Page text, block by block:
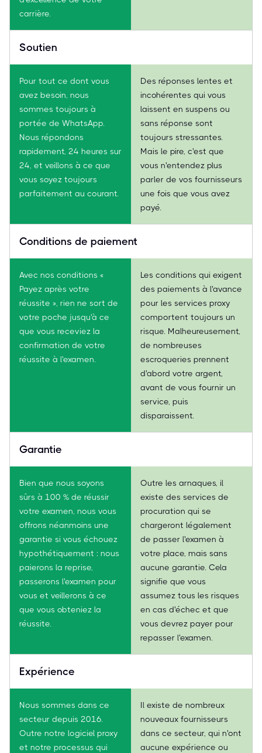
carrière.
Soutien
Pour tout ce dont vous
avez besoin, nous
sommes toujours à
portée de WhatsApp.
Nous répondons
rapidement, 24 heures sur
24, et veillons à ce que
vous soyez toujours
parfaitement au courant.
Des réponses lentes et
incohérentes qui vous
laissent en suspens ou
sans réponse sont
toujours stressantes.
Mais le pire, c'est que
vous n'entendez plus
parler de vos fournisseurs
une fois que vous avez
payé.
Conditions de paiement
Avec nos conditions «
Payez après votre
réussite », rien ne sort de
votre poche jusqu'à ce
que vous receviez la
confirmation de votre
réussite à l'examen.
Les conditions qui exigent
des paiements à l'avance
pour les services proxy
comportent toujours un
risque. Malheureusement,
de nombreuses
escroqueries prennent
d'abord votre argent,
avant de vous fournir un
service, puis
disparaissent.
Garantie
Bien que nous soyons
sûrs à 100 % de réussir
votre examen, nous vous
offrons néanmoins une
garantie si vous échouez
hypothétiquement : nous
paierons la reprise,
passerons l'examen pour
vous et veillerons à ce
que vous obteniez la
réussite.
Outre les arnaques, il
existe des services de
procuration qui se
chargeront légalement
de passer l'examen à
votre place, mais sans
aucune garantie. Cela
signifie que vous
assumez tous les risques
en cas d'échec et que
vous devrez payer pour
repasser l'examen.
Expérience
Nous sommes dans ce
secteur depuis 2016.
Outre notre logiciel proxy
et notre processus qui
Il existe de nombreux
nouveaux fournisseurs
dans ce secteur, qui n'ont
aucune expérience ou